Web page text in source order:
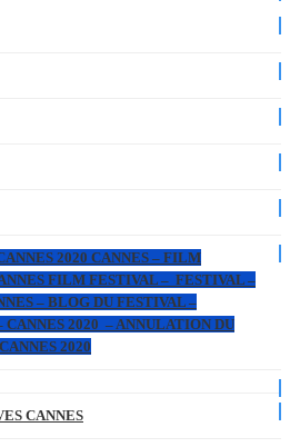
2020 CANNES – FILM
FILM FESTIVAL – FESTIVAL –
– BLOG DU FESTIVAL –
CANNES 2020 – ANNULATION DU
2020
CANNES